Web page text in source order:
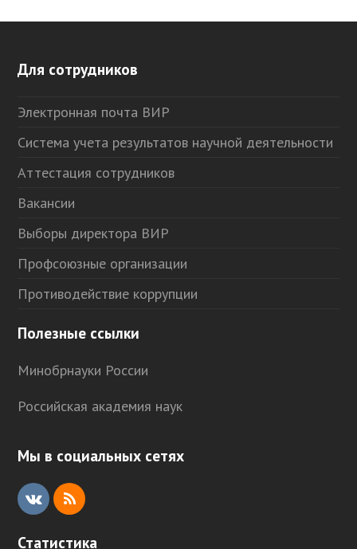
Для сотрудников
Электронная почта ВИР
Система учета результатов научной деятельности
Аттестация сотрудников
Вакансии
Выборы директора ВИР
Профсоюзные организации
Противодействие коррупции
Полезные ссылки
Минобрнауки России
Российская академия наук
Мы в социальных сетях
V
R
Статистика